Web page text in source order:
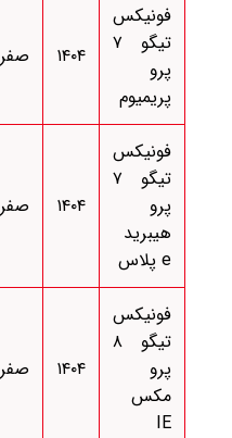
فونیکس
تیگو ۷
پرو
پریمیوم
۱۴۰۴ صفر
فونیکس
تیگو ۷
پرو
هیبرید
e پلاس
۱۴۰۴ صفر
فونیکس
تیگو ۸
پرو
مکس
IE
۱۴۰۴ صفر